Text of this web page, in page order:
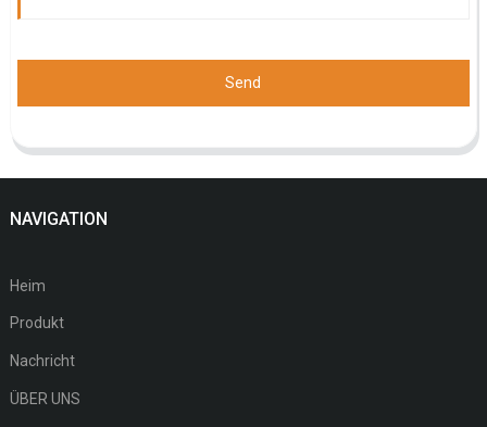
Send
NAVIGATION
Heim
Produkt
Nachricht
ÜBER UNS